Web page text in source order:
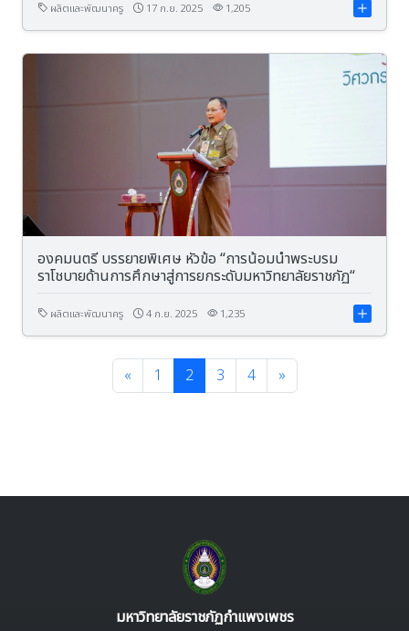
ผลิตและพัฒนาครู 17 ก.ย. 2025 1,205
องคมนตรี บรรยายพิเศษ หัวข้อ “การน้อมนำพระบรม
ราโชบายด้านการศึกษาสู่การยกระดับมหาวิทยาลัยราชภัฏ“
ผลิตและพัฒนาครู 4 ก.ย. 2025 1,235
« 1 2 3 4 »
มหาวิทยาลัยราชภัฏกำแพงเพชร